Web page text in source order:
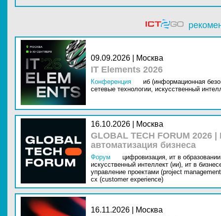
09.09.2026 | Москва
IT Elements 2026
Конференция
иб (информационная
сетевые технологии, искусственный
16.10.2026 | Москва
GLOBAL TECH FORUM
автоматизация бизнеса
Форум цифровизация, ит в
искусственный интеллект (ии), ит в
управление проектами (project
cx (customer experience)
16.11.2026 | Москва